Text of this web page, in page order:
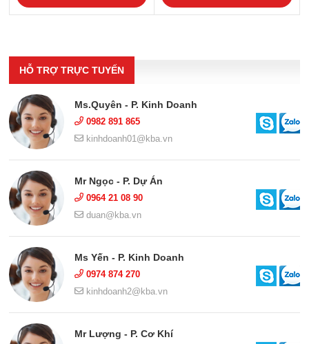
HỖ TRỢ TRỰC TUYẾN
Ms.Quyên - P. Kinh Doanh
0982 891 865
kinhdoanh01@kba.vn
Mr Ngọc - P. Dự Án
0964 21 08 90
duan@kba.vn
Ms Yến - P. Kinh Doanh
0974 874 270
kinhdoanh2@kba.vn
Mr Lượng - P. Cơ Khí